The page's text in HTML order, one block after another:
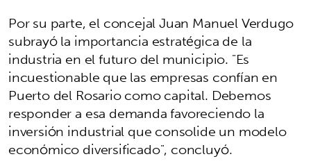
Por su parte, el concejal Juan Manuel Verdugo
subrayó la importancia estratégica de la
industria en el futuro del municipio. "Es
incuestionable que las empresas confían en
Puerto del Rosario como capital. Debemos
responder a esa demanda favoreciendo la
inversión industrial que consolide un modelo
económico diversificado", concluyó.